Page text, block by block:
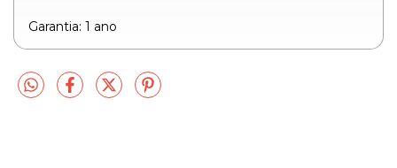
Garantia: 1 ano